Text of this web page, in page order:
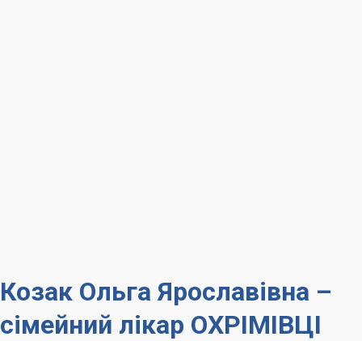
Козак Ольга Ярославівна –
сімейний лікар ОХРІМІВЦІ